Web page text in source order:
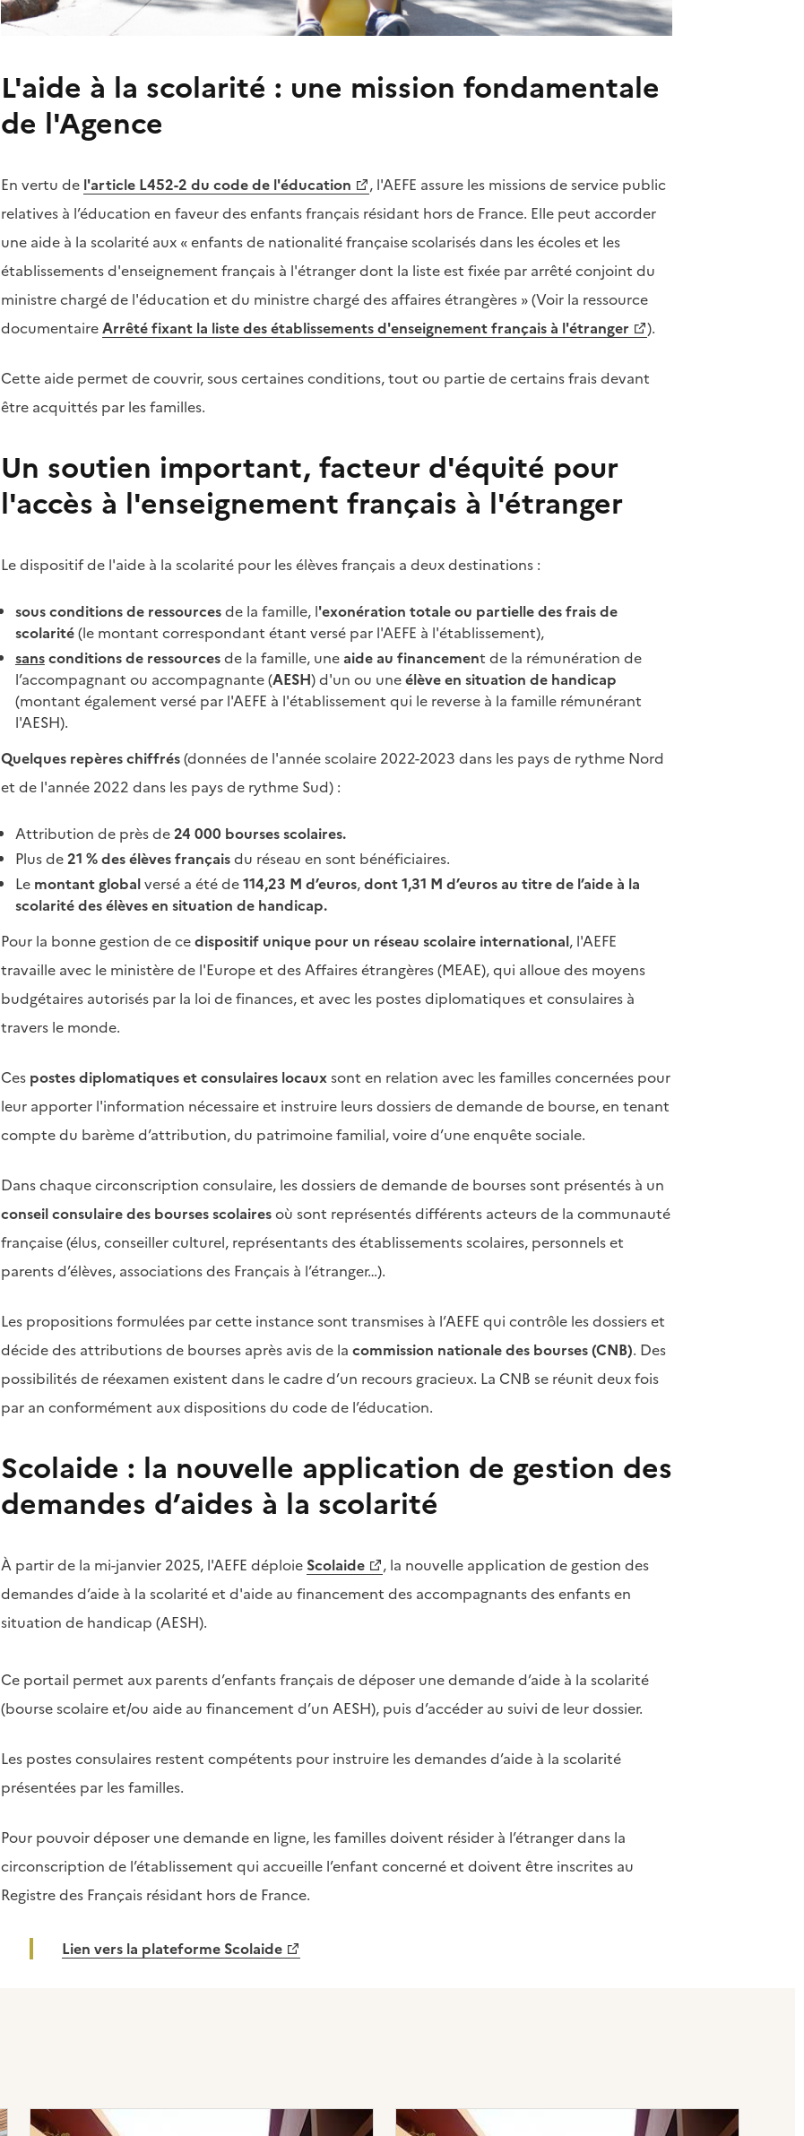
L'aide à la scolarité : une mission fondamentale
de l'Agence
En vertu de l'article L452-2 du code de l'éducation
, l'AEFE assure les missions de service public
relatives à l’éducation en faveur des enfants français résidant hors de France. Elle peut accorder
une aide à la scolarité aux « enfants de nationalité française scolarisés dans les écoles et les
établissements d'enseignement français à l'étranger dont la liste est fixée par arrêté conjoint du
ministre chargé de l'éducation et du ministre chargé des affaires étrangères » (Voir la ressource
documentaireArrêté fixant la liste des établissements d'enseignement français à l'étranger ).
Cette aide permet de couvrir, sous certaines conditions, tout ou partie de certains frais devant
être acquittés par les familles.
Un soutien important, facteur d'équité pour
l'accès à l'enseignement français à l'étranger
Le dispositif de l'aide à la scolarité pour les élèves français a deux destinations :
sous conditions de ressourcesde la famille, l'exonération totale ou partielle des frais de
scolarité(le montant correspondant étant versé par l'AEFE à l'établissement),
sansconditions de ressourcesde la famille, uneaide au financement de la rémunération de
l’accompagnant ou accompagnante (AESH) d'un ou uneélève en situation de handicap
(montant également versé par l'AEFE à l'établissement qui le reverse à la famille rémunérant
l'AESH).
Quelques repères chiffrés(données de l'année scolaire 2022-2023 dans les pays de rythme Nord
et de l'année 2022 dans les pays de rythme Sud) :
Attribution de près de24 000 bourses scolaires.
Plus de21 % des élèves françaisdu réseau en sont bénéficiaires.
Le montant globalversé a été de114,23 M d’euros,dont 1,31 M d’euros au titre de l’aide à la
scolarité des élèves en situation de handicap.
Pour la bonne gestion de cedispositif unique pour un réseau scolaire international, l'AEFE
travaille avec le ministère de l'Europe et des Affaires étrangères (MEAE), qui alloue des moyens
budgétaires autorisés par la loi de finances, et avec les postes diplomatiques et consulaires à
travers le monde.
Ces postes diplomatiques et consulaires locauxsont en relation avec les familles concernées pour
leur apporter l'information nécessaire et instruire leurs dossiers de demande de bourse, en tenant
compte du barème d’attribution, du patrimoine familial, voire d’une enquête sociale.
Dans chaque circonscription consulaire, les dossiers de demande de bourses sont présentés à un
conseil consulaire des bourses scolairesoù sont représentés différents acteurs de la communauté
française (élus, conseiller culturel, représentants des établissements scolaires, personnels et
parents d’élèves, associations des Français à l’étranger…).
Les propositions formulées par cette instance sont transmises à l’AEFE qui contrôle les dossiers et
décide des attributions de bourses après avis de la commission nationale des bourses (CNB). Des
possibilités de réexamen existent dans le cadre d’un recours gracieux. La CNB se réunit deux fois
par an conformément aux dispositions du code de l’éducation.
Scolaide : la nouvelle application de gestion des
demandes d’aides à la scolarité
À partir de la mi-janvier 2025, l'AEFE déploie Scolaide
, la nouvelle application de gestion des
demandes d’aide à la scolarité et d'aide au financement des accompagnants des enfants en
situation de handicap (AESH).
Ce portail permet aux parents d’enfants français de déposer une demande d’aide à la scolarité
(bourse scolaire et/ou aide au financement d’un AESH), puis d’accéder au suivi de leur dossier.
Les postes consulaires restent compétents pour instruire les demandes d’aide à la scolarité
présentées par les familles.
Pour pouvoir déposer une demande en ligne, les familles doivent résider à l’étranger dans la
circonscription de l’établissement qui accueille l’enfant concerné et doivent être inscrites au
Registre des Français résidant hors de France.
Lien vers la plateforme Scolaide